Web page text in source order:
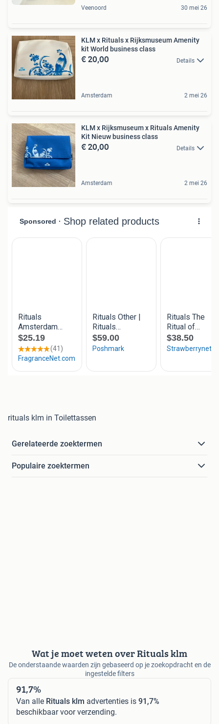
Veenoord 30 mei 26
KLM x Rituals x Rijksmuseum Amenity
kit World business class
€ 20,00 Details
Amsterdam 2 mei 26
KLM x Rijksmuseum x Rituals Amenity
Kit Nieuw business class
€ 20,00 Details
Amsterdam 2 mei 26
rituals klm in Toilettassen
Gerelateerde zoektermen
Populaire zoektermen
Wat je moet weten over Rituals klm
De onderstaande waarden zijn gebaseerd op je zoekopdracht en de
ingestelde filters
91,7%
Van alle Rituals klm advertenties is 91,7%
beschikbaar voor verzending.